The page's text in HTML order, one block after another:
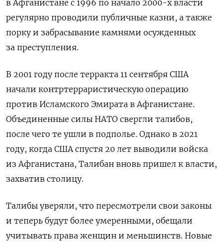
в Афганистане с 1996 по начало 2000-х власти
регулярно проводили публичные казни, а также
порку и забрасывание камнями осужденных
за преступления.
В 2001 году после терракта 11 сентября США
начали контртерраристическую операцию
против Исламского Эмирата в Афганистане.
Объединенные силы НАТО свергли талибов,
после чего те ушли в подполье. Однако в 2021
году, когда США спустя 20 лет выводили войска
из Афганистана, Талибан вновь пришел к власти,
захватив столицу.
Талибы уверяли, что пересмотрели свои законы
и теперь будут более умеренными, обещали
учитывать права женщин и меньшинств. Новые